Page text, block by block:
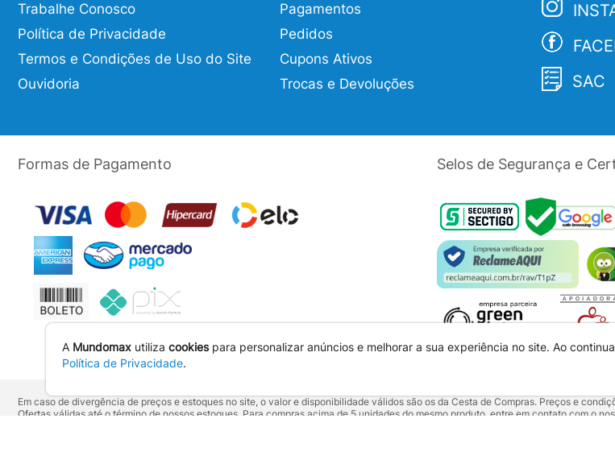
Trabalhe Conosco
Política de Privacidade
Termos e Condições de Uso do Site
Ouvidoria
Pagamentos
Pedidos
Cupons Ativos
Trocas e Devoluções
SAC
Formas de Pagamento Selos de Segurança e
Em caso de divergência de preços e estoques no site, o valor e disponibilidade válidos são os da Cesta de Compras. Preços e
Ofertas válidas até o término de nossos estoques. Para compras acima de 5 unidades do mesmo produto, entre em contato com o
A Mundomax utiliza cookiespara personalizar anúncios e melhorar a sua experiência no site. Ao
Política de Privacidade.